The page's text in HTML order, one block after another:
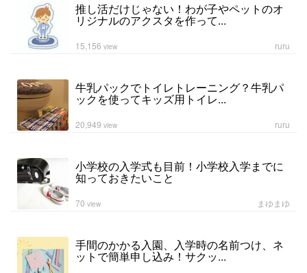
推し活だけじゃない！わが子やペットのオ
リジナルのアクスタを作って...
ruru
15,156 view
牛乳パックでトイレトレーニング？牛乳パ
ックを使ってキッズ用トイレ...
ruru
20,949 view
小学校の入学式も目前！小学校入学までに
知っておきたいこと
まゆまゆ
70 view
手間のかかる入園、入学時の名前つけ、ネ
ットで簡単申し込み！サクッ...